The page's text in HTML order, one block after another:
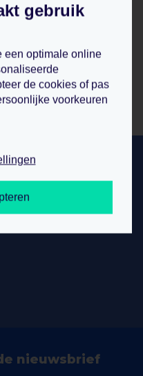
wij helpen u
nieuwsbrief
gebruik
een optimale online
de cookies of pas
voorkeuren